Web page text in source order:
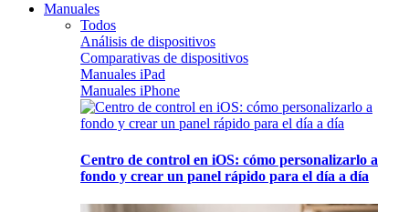
Manuales
Todos
Análisis de dispositivos
Comparativas de dispositivos
Manuales iPad
Manuales iPhone
Centro de control en iOS: cómo personalizarlo a
fondo y crear un panel rápido para el día a día